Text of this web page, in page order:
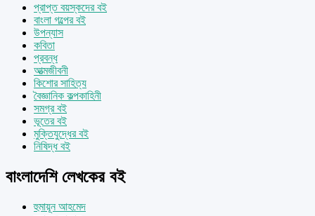
প্রাপ্ত বয়স্কদের বই
বাংলা গল্পের বই
উপন্যাস
কবিতা
প্রবন্ধ
আত্মজীবনী
কিশোর সাহিত্য
বৈজ্ঞানিক কল্পকাহিনী
সমগ্র বই
ভূতের বই
মুক্তিযুদ্ধের বই
নিষিদ্ধ বই
বাংলাদেশি লেখকের বই
হুমায়ূন আহমেদ